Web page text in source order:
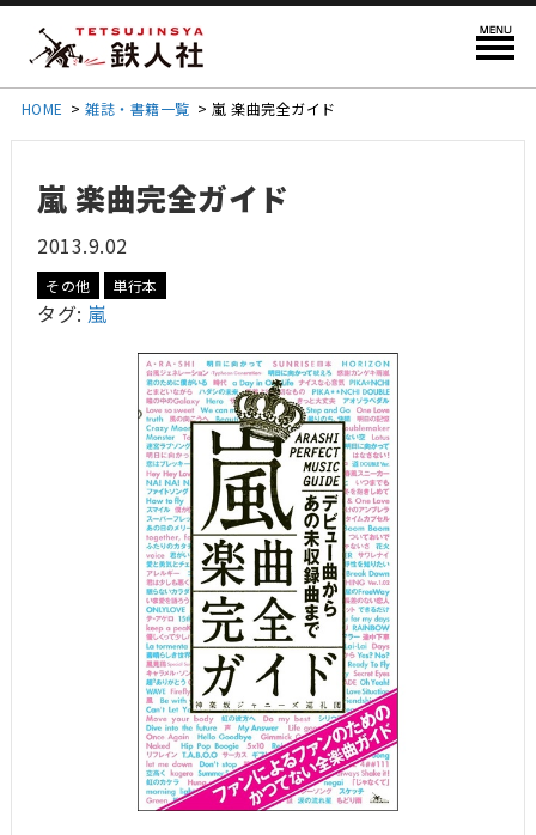
HOME > 雑誌・書籍一覧 > 嵐 楽曲完全ガイド
嵐 楽曲完全ガイド
2013.9.02
その他 単行本
タグ: 嵐